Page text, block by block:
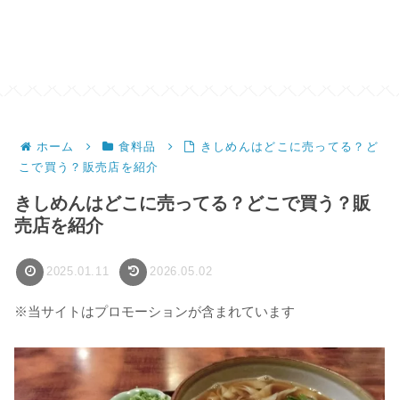
ホーム 食料品
きしめんはどこに売ってる？ど
こで買う？販売店を紹介
きしめんはどこに売ってる？どこで買う？販
売店を紹介
2025.01.11 2026.05.02
※当サイトはプロモーションが含まれています